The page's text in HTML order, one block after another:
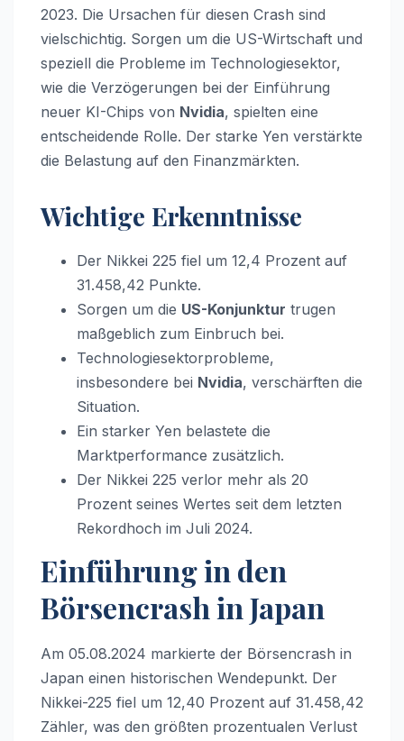
2023. Die Ursachen für diesen Crash sind
vielschichtig. Sorgen um die US-Wirtschaft und
speziell die Probleme im Technologiesektor,
wie die Verzögerungen bei der Einführung
neuer KI-Chips von Nvidia, spielten eine
entscheidende Rolle. Der starke Yen verstärkte
die Belastung auf den Finanzmärkten.
Wichtige Erkenntnisse
Der Nikkei 225 fiel um 12,4 Prozent auf
31.458,42 Punkte.
Sorgen um die US-Konjunktur trugen
maßgeblich zum Einbruch bei.
Technologiesektorprobleme,
insbesondere bei Nvidia, verschärften die
Situation.
Ein starker Yen belastete die
Marktperformance zusätzlich.
Der Nikkei 225 verlor mehr als 20
Prozent seines Wertes seit dem letzten
Rekordhoch im Juli 2024.
Einführung in den
Börsencrash in Japan
Am 05.08.2024 markierte der Börsencrash in
Japan einen historischen Wendepunkt. Der
Nikkei-225 fiel um 12,40 Prozent auf 31.458,42
Zähler, was den größten prozentualen Verlust